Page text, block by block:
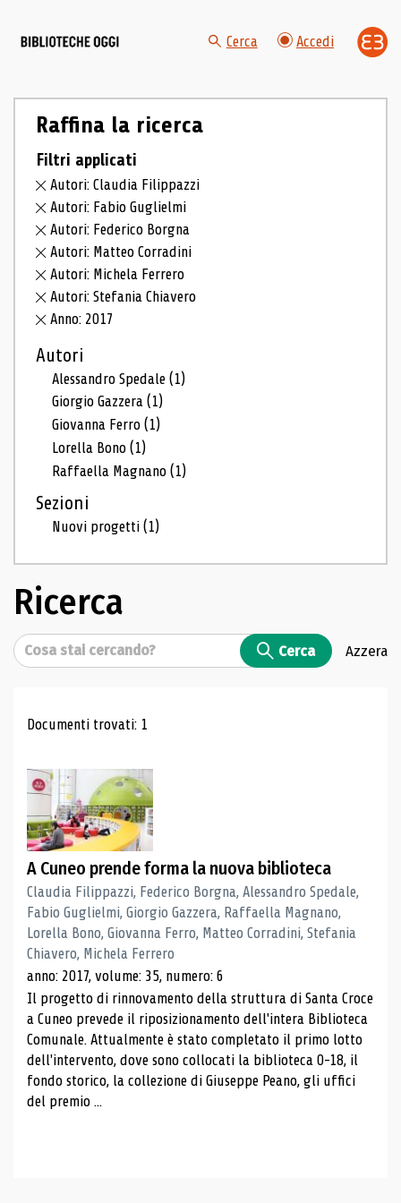
Cerca Accedi
Raffina la ricerca
Filtri applicati
Autori: Claudia Filippazzi
Autori: Fabio Guglielmi
Autori: Federico Borgna
Autori: Matteo Corradini
Autori: Michela Ferrero
Autori: Stefania Chiavero
Anno: 2017
Autori
Alessandro Spedale(1)
Giorgio Gazzera(1)
Giovanna Ferro(1)
Lorella Bono(1)
Raffaella Magnano(1)
Sezioni
Nuovi progetti(1)
Ricerca
Cerca Cerca Azzera
Risultati di ricerca
Documenti trovati: 1
A Cuneo prende forma la nuova biblioteca
Claudia Filippazzi, Federico Borgna, Alessandro Spedale,
Fabio Guglielmi, Giorgio Gazzera, Raffaella Magnano,
Lorella Bono, Giovanna Ferro, Matteo Corradini, Stefania
Chiavero, Michela Ferrero
anno: 2017, volume: 35, numero: 6
Il progetto di rinnovamento della struttura di Santa Croce
a Cuneo prevede il riposizionamento dell'intera Biblioteca
Comunale. Attualmente è stato completato il primo lotto
dell'intervento, dove sono collocati la biblioteca 0-18, il
fondo storico, la collezione di Giuseppe Peano, gli uffici
del premio ...